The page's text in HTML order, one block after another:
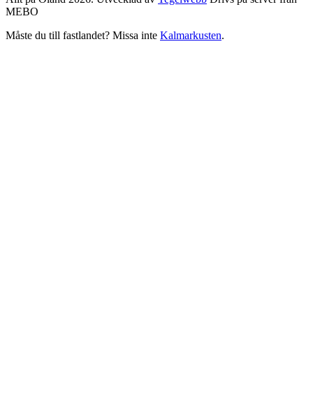
MEBO
Måste du till fastlandet? Missa inte Kalmarkusten.